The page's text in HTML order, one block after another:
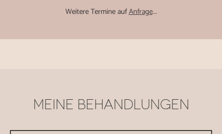
Weitere Termine aufAnfrage...
MEINE BEHANDLUNGEN